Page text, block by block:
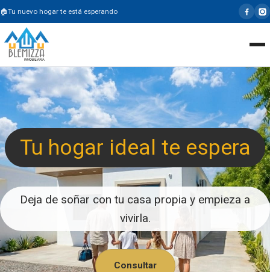
Tu nuevo hogar te está esperando
Tu hogar ideal te espera
Deja de soñar con tu casa propia y empieza a
vivirla.
Consultar